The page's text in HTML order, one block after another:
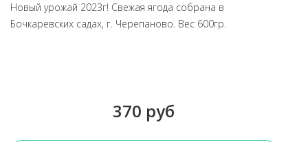
Новый урожай 2023г! Свежая ягода собрана в
Бочкаревских садах, г. Черепаново. Вес 600гр.
370 руб